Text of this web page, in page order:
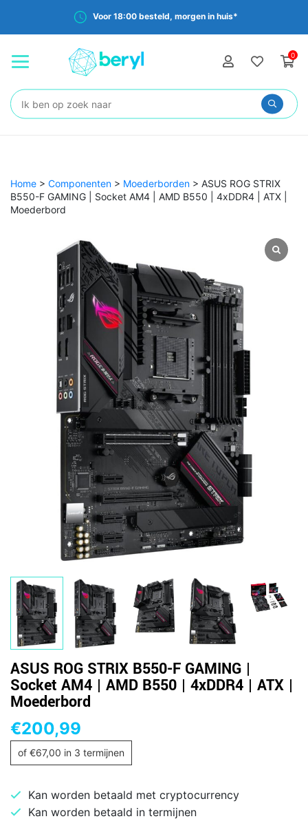
Voor 18:00 besteld, morgen in huis*
0
Zoeken:
Home > Componenten > Moederborden > ASUS ROG STRIX
B550-F GAMING | Socket AM4 | AMD B550 | 4xDDR4 | ATX |
Moederbord
ASUS ROG STRIX B550-F GAMING |
Socket AM4 | AMD B550 | 4xDDR4 | ATX |
Moederbord
€200,99
of €67,00 in 3 termijnen
Kan worden betaald met cryptocurrency
Kan worden betaald in termijnen